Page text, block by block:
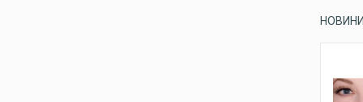
НОВИНИ